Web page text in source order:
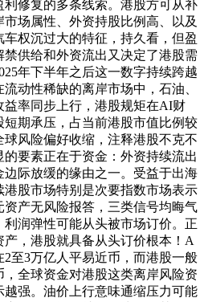
修复的多条线索。港股方可从补
场属性、外资持股比例高、以及
权沉过大的特征，持久看，但盈
供给和外资流出又决定了港股需
年下半年之后这一数字持续跨越
动性稀缺的离岸市场中，石油、
率同步上行，港股规矩在AI财
期承压，占当前港股市值比例较
风险偏好收缩，注释港股不克不
要素正在于资金：外资持续流出
际放缓的缘由之一。受益于出海
股市场特别是次要指数市场表示
产无风险报答，三类信号均晦气
润弹性可能从头被市场订价。正
，港股就具备从头订价根本！A
至3万亿人平易近币，而港股一般
，全球资金对港股这类离岸风险资
强。油价上行意味通缩压力可能